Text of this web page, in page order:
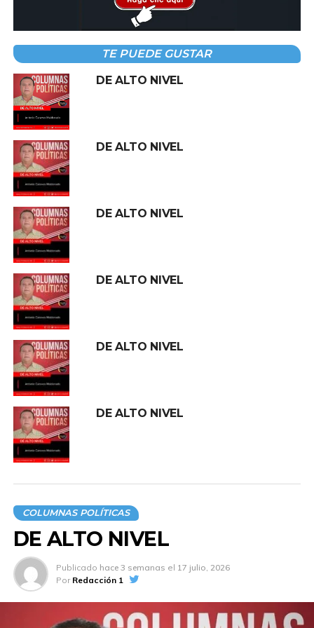
Sin embargo, especialista, consultados, consideran de
tratarse de una ilusión política a una estrategia de
viabilidad inmediata.
En medio de todo eso, vuelven a golpear los números
de la encuestadora Consulta Mitofski de
El mandatario tabasqueño aparece nuevamente en el
sótano de la aprobación nacional, en el lugar 30 entre los
gobernadores reprobados.
La encuesta exhibe otra realidad incómoda. En Tabasco,
la presidenta
muy superior que al de Comalcalco.
¿Mota-Engil confiable?
La empresa
modernización de Paseo Tabasco, de la obra del puente
en el río Carrizal y del Centro de Convenciones, dentro
del proyecto “Villahermosa 20024-2030”, acumula,
señalamientos, delicados.
Cámaras empresariales la acusaron de incumplir pagos
a subcontratistas y proveedores locales de otras
entidades.
Tampoco es menor la irregularidades halladas por la
Auditoría Superior de la Federación
“en exceso” e injustificados en proyectos en los que
alerta, para las empresas tabasqueñas, a menos si están
ligadas con la actual administración no deben
preocuparse: su pago está garantizado.
TE PUEDE GUSTAR
DE ALTO NIVEL
DE ALTO NIVEL
DE ALTO NIVEL
DE ALTO NIVEL
DE ALTO NIVEL
DE ALTO NIVEL
COLUMNAS POLÍTICAS
DE ALTO NIVEL
Publicado hace 3 semanas el 17 julio, 2026
Por Redacción 1